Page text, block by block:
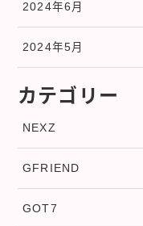
2024年6月
2024年5月
カテゴリー
NEXZ
GFRIEND
GOT7